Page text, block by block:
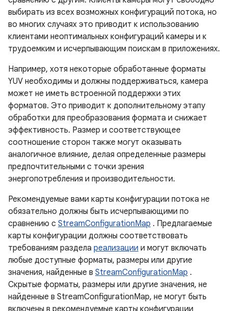
выбирать из всех возможных конфигураций потока, но
во многих случаях это приводит к использованию
клиентами неоптимальных конфигураций камеры и к
трудоемким и исчерпывающим поискам в приложениях.
Например, хотя некоторые обработанные форматы
YUV необходимы и должны поддерживаться, камера
может не иметь встроенной поддержки этих
форматов. Это приводит к дополнительному этапу
обработки для преобразования формата и снижает
эффективность. Размер и соответствующее
соотношение сторон также могут оказывать
аналогичное влияние, делая определенные размеры
предпочтительными с точки зрения
энергопотребления и производительности.
Рекомендуемые вами карты конфигурации потока не
обязательно должны быть исчерпывающими по
сравнению с StreamConfigurationMap . Предлагаемые
карты конфигурации должны соответствовать
требованиям раздела реализации и могут включать
любые доступные форматы, размеры или другие
значения, найденные в StreamConfigurationMap .
Скрытые форматы, размеры или другие значения, не
найденные в StreamConfigurationMap, не могут быть
включены в рекомендуемые карты конфигурации